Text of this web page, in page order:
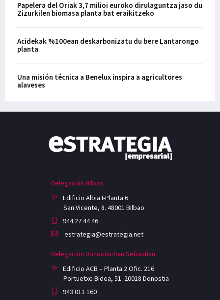
Papelera del Oriak 3,7 milioi euroko dirulaguntza jaso du
Zizurkilen biomasa planta bat eraikitzeko
Acidekak %100ean deskarbonizatu du bere Lantarongo
planta
Una misión técnica a Benelux inspira a agricultores
alaveses
Delegación Bilbao
Edificio Albia I-Planta 6
San Vicente, 8. 48001 Bilbao
944 27 44 46
estrategia@estrategia.net
Delegación Donostia-San Sebastian
Edificio ACB – Planta 2 Ofic. 216
Portuetxe Bidea, 51. 20018 Donostia
943 011 160